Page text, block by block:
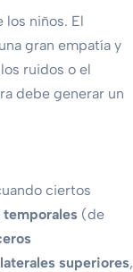
los niños. El
gran empatía y
ruidos o el
debe generar un
ciertos
temporales(de
superiores,